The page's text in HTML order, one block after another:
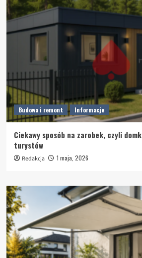
Budowa i remont Informacje
Ciekawy sposób na zarobek, czyli
turystów
Redakcja 1 maja, 2026